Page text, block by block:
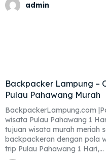
admin
Backpacker Lampung –
Pulau Pahawang Murah
BackpackerLampung.com
wisata Pulau Pahawang 1
tujuan wisata murah meriah
backpackeran dengan pola
trip Pulau Pahawang 1 Hari,...